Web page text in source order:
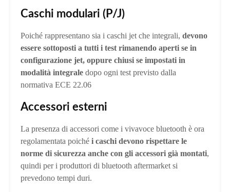
Caschi modulari (P/J)
Poiché rappresentano sia i caschi jet che integrali, devono
essere sottoposti a tutti i test rimanendo aperti se in
configurazione jet, oppure chiusi se impostati in
modalità integrale dopo ogni test previsto dalla
normativa ECE 22.06
Accessori esterni
La presenza di accessori come i vivavoce bluetooth è ora
regolamentata poiché i caschi devono rispettare le
norme di sicurezza anche con gli accessori già montati,
quindi per i produttori di bluetooth aftermarket si
prevedono tempi duri.